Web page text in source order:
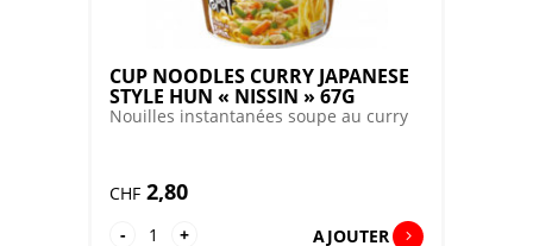
CUP NOODLES CURRY JAPANESE
STYLE HUN « NISSIN » 67G
Nouilles instantanées soupe au curry
CHF 2,80
-
quantité
+ AJOUTER